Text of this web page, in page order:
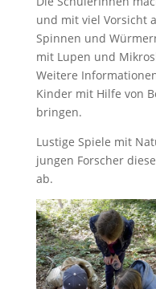
und mit viel Vorsicht
Spinnen und
mit Lupen und
Weitere
Kinder mit Hilfe von
bringen.
Lustige Spiele mit
jungen Forscher
ab.